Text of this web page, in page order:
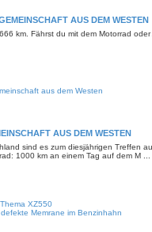
AUS DEM WESTEN
km. Fährst du mit dem Motorrad oder
aus dem Westen
AUS DEM WESTEN
sind es zum diesjährigen Treffen
1000 km an einem Tag auf dem M ...
XZ550
Memrane im Benzinhahn